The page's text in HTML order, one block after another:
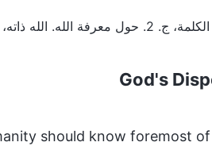
ج. 2. حول معرفة الله. الله ذاته، الفريد (ب)
God's
should know foremost